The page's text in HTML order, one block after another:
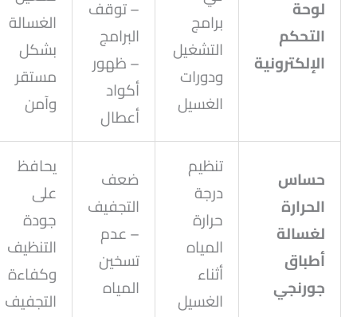
لوحة
التحكم
الإلكترونية
برامج
التشغيل
ودورات
الغسيل
– توقف
البرامج
– ظهور
أكواد
أعطال
الغسالة
بشكل
مستقر
وآمن
حساس
الحرارة
لغسالة
أطباق
جورنجي
تنظيم
درجة
حرارة
المياه
أثناء
الغسيل
ضعف
التجفيف
– عدم
تسخين
المياه
يحافظ
على
جودة
التنظيف
وكفاءة
التجفيف